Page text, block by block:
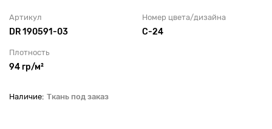
Артикул
DR 190591-03
Номер цвета/дизайна
С-24
Плотность
94 гр/м²
Ткань под заказ